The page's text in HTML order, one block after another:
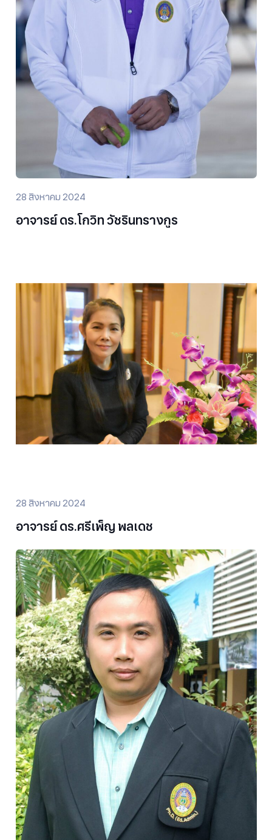
28 สิงหาคม 2024
อาจารย์ ดร.โกวิท วัชรินทรางกูร
28 สิงหาคม 2024
อาจารย์ ดร.ศรีเพ็ญ พลเดช